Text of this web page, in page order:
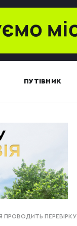
ПУТІВНИК
ПРОВОДИТЬ ПЕРЕВІРКУ